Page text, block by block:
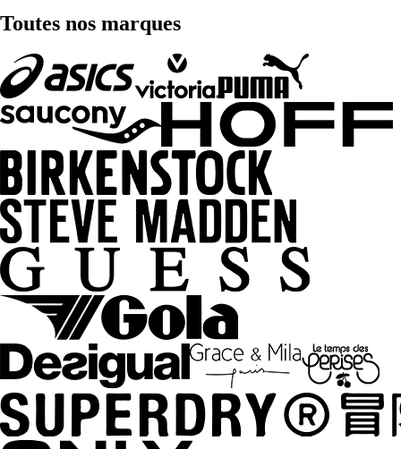
Toutes nos marques